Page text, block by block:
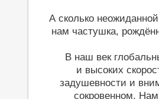
А сколько
нам частушка,
В наш век
и высоких
задушевности и
сокровенном.